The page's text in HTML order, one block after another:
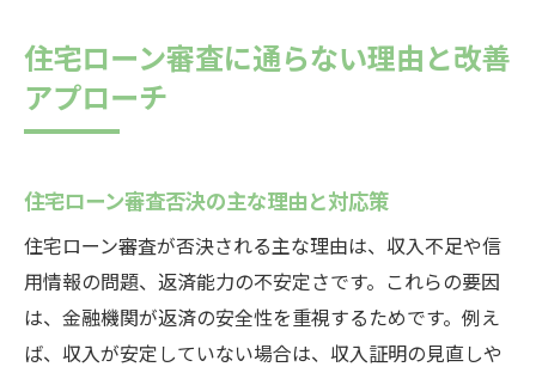
住宅ローン審査に通らない理由と改善
アプローチ
住宅ローン審査否決の主な理由と対応策
住宅ローン審査が否決される主な理由は、収入不足や信
用情報の問題、返済能力の不安定さです。これらの要因
は、金融機関が返済の安全性を重視するためです。例え
ば、収入が安定していない場合は、収入証明の見直しや